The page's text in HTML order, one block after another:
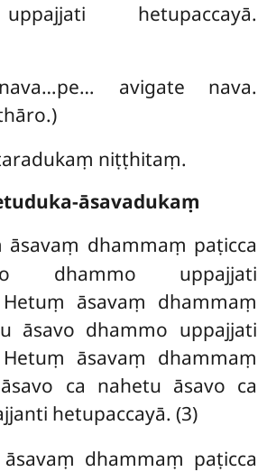
hetupaccayā.
avigate nava.
niṭṭhitaṃ.
āsavadukaṃ
āsavaṃ dhammaṃ paṭicca
dhammo uppajjati
āsavaṃ dhammaṃ
āsavo dhammo uppajjati
āsavaṃ dhammaṃ
ca nahetu āsavo ca
hetupaccayā. (3)
dhammaṃ paṭicca